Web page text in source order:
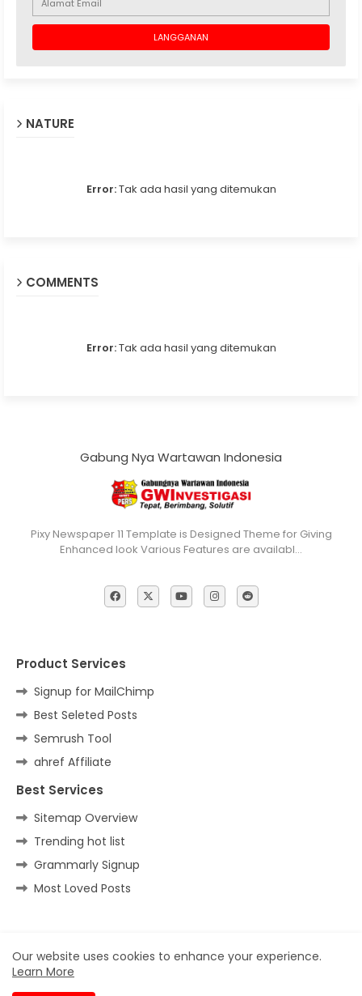
NATURE
Error:Tak ada hasil yang ditemukan
COMMENTS
Error:Tak ada hasil yang ditemukan
Gabung Nya Wartawan Indonesia
Pixy Newspaper 11 Template is Designed Theme for Giving
Enhanced look Various Features are availabl…
Product Services
Signup for MailChimp
Best Seleted Posts
Semrush Tool
ahref Affiliate
Best Services
Sitemap Overview
Trending hot list
Grammarly Signup
Most Loved Posts
Home Contact us Privacy Policy
Our website uses cookies to enhance your experience.
Learn More